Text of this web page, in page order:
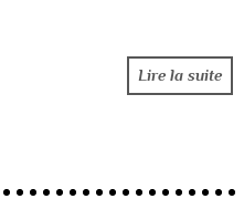
Lire la suite